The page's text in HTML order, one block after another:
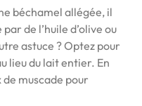
béchamel allégée, il
de l’huile d’olive ou
astuce ? Optez pour
lieu du lait entier. En
muscade pour